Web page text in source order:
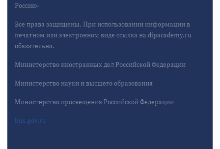
России»
Все права защищены. При использовании информации в
печатном или электронном виде ссылка на dipacademy.ru
обязательна.
Министерство иностранных дел Российской Федерации
Министерство науки и высшего образования
Министерство просвещения Российской Федерации
bus.gov.ru